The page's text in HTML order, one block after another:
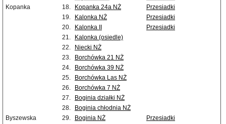
Kopanka
18. Kopanka 24a NŻ
Przesiadki
19.
Kalonka NŻ
Przesiadki
20.
Kalonka II
Przesiadki
21.
Kalonka (osiedle)
22.
Niecki NŻ
23.
Borchówka 21 NŻ
24.
Borchówka 39 NŻ
25.
Borchówka Las NŻ
26.
Borchówka 7 NŻ
27.
Boginia działki NŻ
28.
Boginia chłodnia NŻ
Byszewska
29. Boginia NŻ
Przesiadki